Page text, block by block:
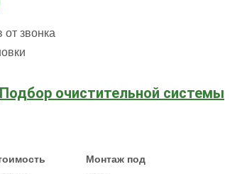
от звонка
Подбор очистительной системы
Монтаж под